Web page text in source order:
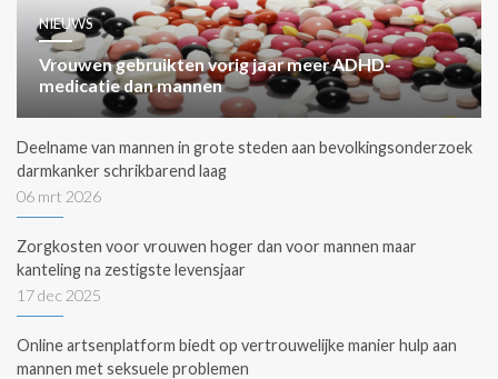
NIEUWS
Vrouwen gebruikten vorig jaar meer ADHD-
medicatie dan mannen
Deelname van mannen in grote steden aan bevolkingsonderzoek
darmkanker schrikbarend laag
06 mrt 2026
Zorgkosten voor vrouwen hoger dan voor mannen maar
kanteling na zestigste levensjaar
17 dec 2025
Online artsenplatform biedt op vertrouwelijke manier hulp aan
mannen met seksuele problemen